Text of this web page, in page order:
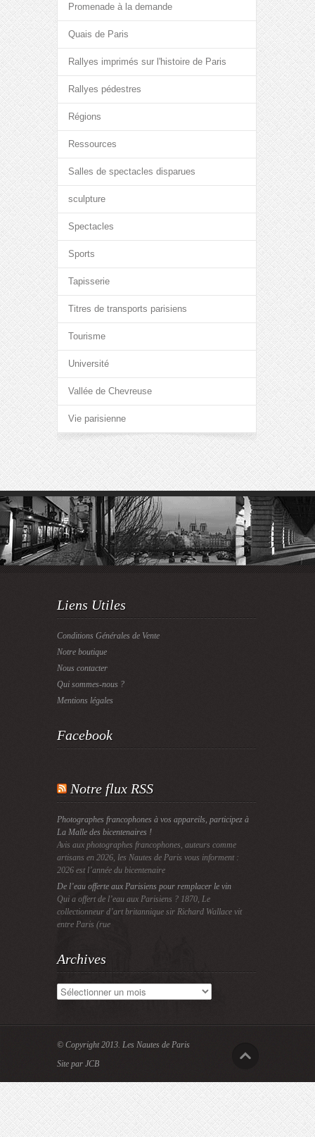
Promenade à la demande
Quais de Paris
Rallyes imprimés sur l'histoire de Paris
Rallyes pédestres
Régions
Ressources
Salles de spectacles disparues
sculpture
Spectacles
Sports
Tapisserie
Titres de transports parisiens
Tourisme
Université
Vallée de Chevreuse
Vie parisienne
Liens Utiles
Conditions Générales de Vente
Notre boutique
Nous contacter
Qui sommes-nous ?
Mentions légales
Facebook
Notre flux RSS
Photographes francophones à vos appareils, participez à
La Malle des bicentenaires !
Avis aux photographes francophones, auteurs comme
artisans en 2026, les Nautes de Paris vous informent :
2026 est l’année du bicentenaire
De l’eau offerte aux Parisiens pour remplacer le vin
Qui a offert de l’eau aux Parisiens ? 1870, Le
collectionneur d’art britannique sir Richard Wallace vit
entre Paris (rue
Archives
Archives
© Copyright 2013. Les Nautes de Paris
Site par JCB